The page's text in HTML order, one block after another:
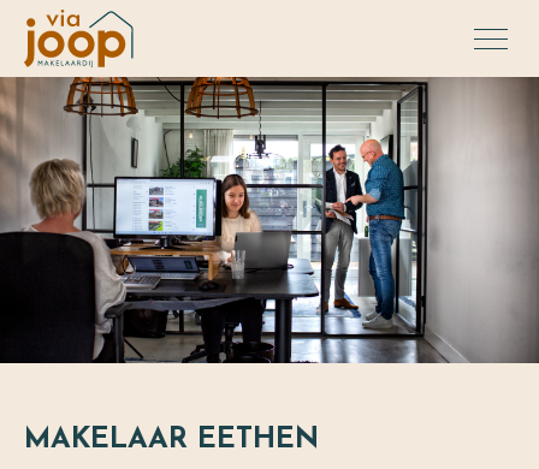
MAKELAAR EETHEN